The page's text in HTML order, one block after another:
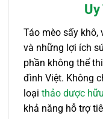
Táo mèo sấy
và những lợi ích
phần không thể
đình Việt. Không
loại thảo dược
khả năng hỗ trợ